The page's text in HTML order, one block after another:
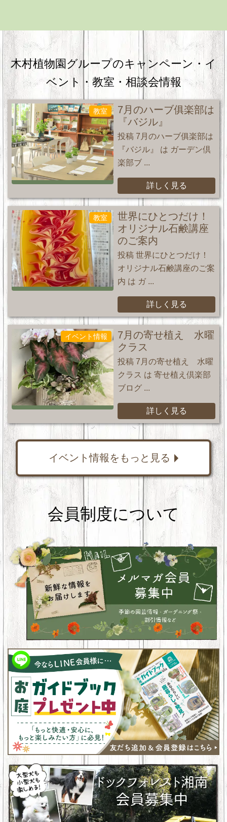
木村植物園グループのキャンペーン・ イ
ベント・教室・相談会情報
教室
7月のハーブ俱楽部は
『バジル』
投稿 7月のハーブ俱楽部は
『バジル』 は ガーデン倶
楽部ブ ...
詳しく見る
教室
世界にひとつだけ！
オリジナル石鹸講座
のご案内
投稿 世界にひとつだけ！
オリジナル石鹸講座のご案
内 は ガ ...
詳しく見る
イベント情報
7月の寄せ植え 水曜
クラス
投稿 7月の寄せ植え 水曜
クラス は 寄せ植え倶楽部
ブログ ...
詳しく見る
イベント情報をもっと見る
会員制度について